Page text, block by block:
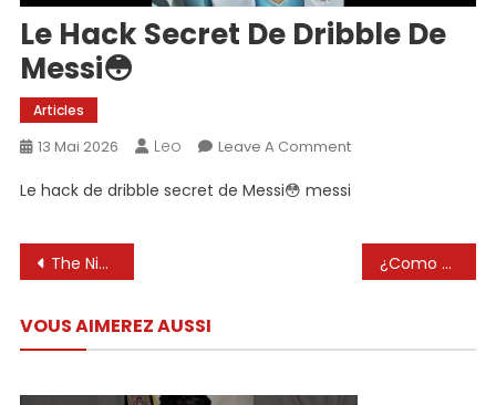
Le Hack Secret De Dribble De
Messi😳
Articles
13 Mai 2026 Leo Leave A CommentOn
Hack
De
Dribble
😳
Le hack de dribble secret de Messi😳 messi
Navigation
l’article
The Night Lionel Messi Showed True Aura 🥶 ¿Como era entrenar a Messi con 15 años? #messi #leomessi #fcbarcelona
VOUS AIMEREZ AUSSI